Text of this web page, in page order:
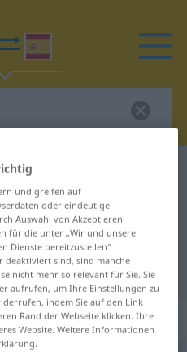
Übersetzung für
Übersetzung
Verb
und greifen auf
oder eindeutige
Auswahl von Akzeptieren
für die unter „Wir und unsere
Dienste bereitzustellen“
deaktiviert sind, sind manche
nicht mehr so relevant für Sie. Sie
aufrufen, um Ihre Einstellungen zu
indem Sie auf den Link
Rand der Webseite klicken. Ihre
Website. Weitere Informationen